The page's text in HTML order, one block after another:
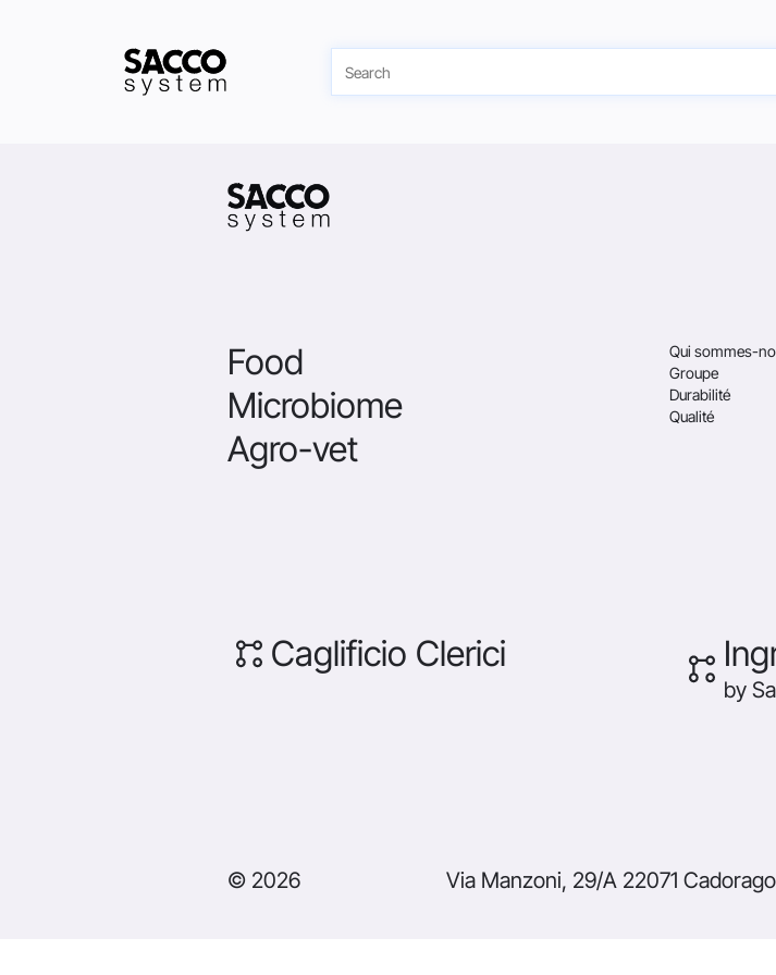
RETOURNER
Food
Microbiome
Agro-vet
Qui sommes-
Groupe
Durabilité
Qualité
Caglificio Clerici
by
© 2026 Via Manzoni, 29/A 22071